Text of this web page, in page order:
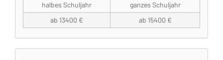
halbes Schuljahr
ganzes Schuljahr
ab 13400 €
ab 15400 €